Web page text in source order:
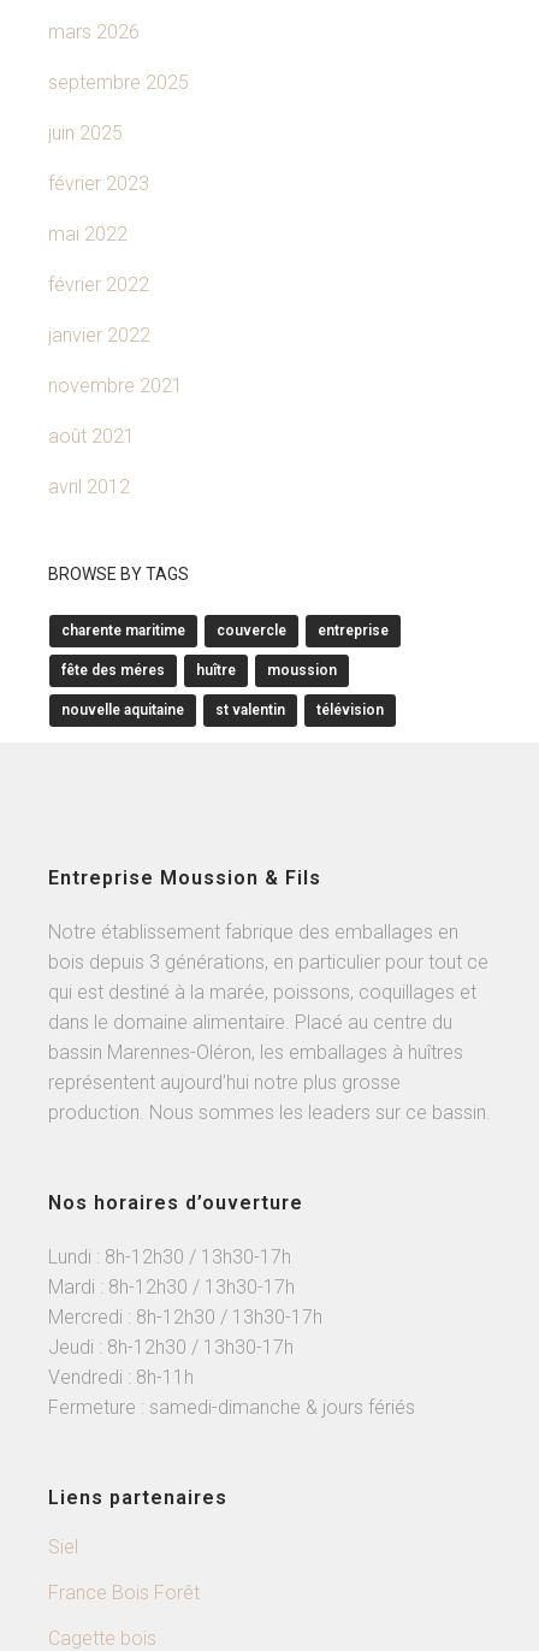
mars 2026
septembre 2025
juin 2025
février 2023
mai 2022
février 2022
janvier 2022
novembre 2021
août 2021
avril 2012
BROWSE BY TAGS
charente maritime couvercle entreprise
fête des méres huître moussion
nouvelle aquitaine st valentin télévision
Entreprise Moussion & Fils
Notre établissement fabrique des emballages en
bois depuis 3 générations, en particulier pour tout ce
qui est destiné à la marée, poissons, coquillages et
dans le domaine alimentaire. Placé au centre du
bassin Marennes-Oléron, les emballages à huîtres
représentent aujourd’hui notre plus grosse
production. Nous sommes les leaders sur ce bassin.
Nos horaires d’ouverture
Lundi : 8h-12h30 / 13h30-17h
Mardi : 8h-12h30 / 13h30-17h
Mercredi : 8h-12h30 / 13h30-17h
Jeudi : 8h-12h30 / 13h30-17h
Vendredi : 8h-11h
Fermeture : samedi-dimanche & jours fériés
Liens partenaires
Siel
France Bois Forêt
Cagette bois